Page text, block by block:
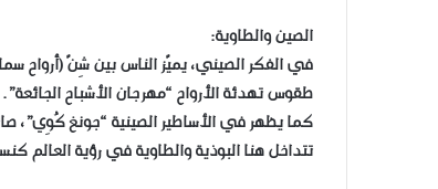
الصين والطاوية:
في الفكر الصيني، يميّز الناس بين شِنّ (أرواح
طقوس تهدئة الأرواح “مهرجان الأشباح الجائعة”.
كما يظهر في الأساطير الصينية “جونغ كُوِي”،
تتداخل هنا البوذية والطاوية في رؤية العالم